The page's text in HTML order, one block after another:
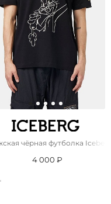
чёрная футболка
4 000 ₽